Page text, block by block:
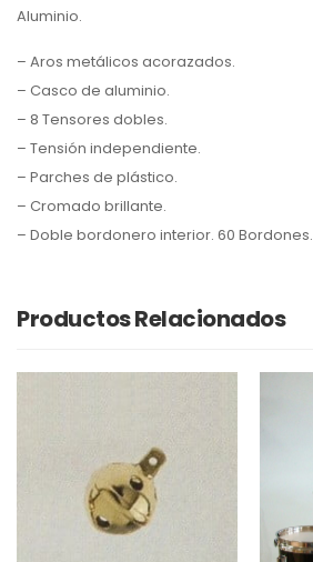
Aluminio.
– Aros metálicos acorazados.
– Casco de aluminio.
– 8 Tensores dobles.
– Tensión independiente.
– Parches de plástico.
– Cromado brillante.
– Doble bordonero interior. 60 Bordones.
Productos Relacionados